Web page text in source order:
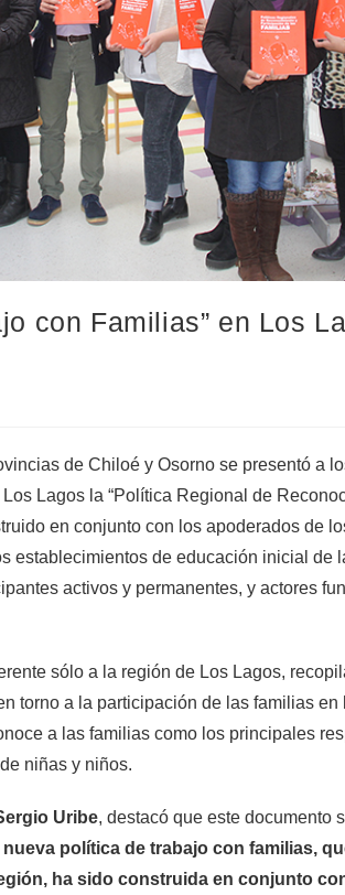
con Familias” en Los
de Chiloé y Osorno se presentó a
Lagos la “Política Regional de
en conjunto con los apoderados de
establecimientos de educación inicial de
activos y permanentes, y actores
sólo a la región de Los Lagos,
torno a la participación de las familias
a las familias como los principales
niñas y niños.
Uribe, destacó que este documento
nueva política de trabajo con familias,
ha sido construida en conjunto